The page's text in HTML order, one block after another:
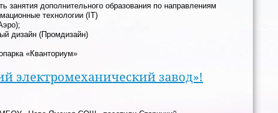
дополнительного образования по направлениям
технологии (IT)
дизайн (Промдизайн)
«Кванториум»
электромеханический завод»!